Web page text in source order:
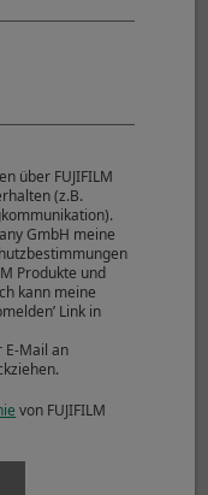
BC-W126S
über FUJIFILM
(z.B.
GmbH meine
Produkte und
kann meine
Link in
Mail an
von FUJIFILM